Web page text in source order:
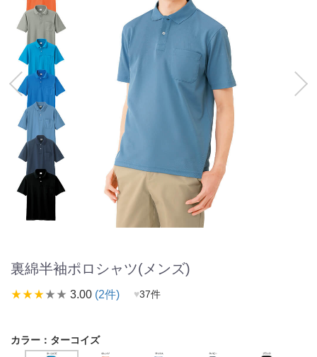
裏綿半袖ポロシャツ(メンズ)
star_ratestar_ratestar_ratestar_rate star_rate 3.00 (2件) ♥37件
カラー： ターコイズ